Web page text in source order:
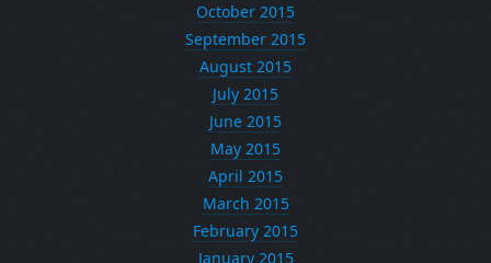
October 2015
September 2015
August 2015
July 2015
June 2015
May 2015
April 2015
March 2015
February 2015
January 2015